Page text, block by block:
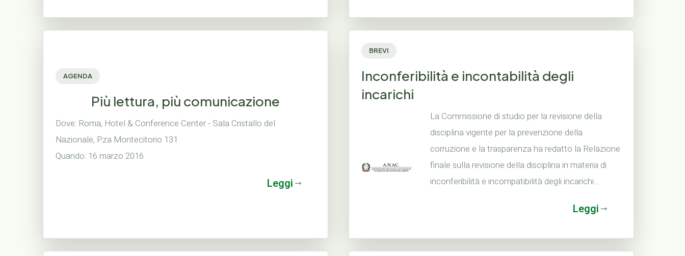
AGENDA
Più lettura, più comunicazione
Dove: Roma, Hotel & Conference Center - Sala Cristallo del
Nazionale, P.za Montecitorio 131
Quando: 16 marzo 2016
Leggi
BREVI
Inconferibilità e incontabilità degli
incarichi
La Commissione di studio per la revisione della
disciplina vigente per la prevenzione della
corruzione e la trasparenza ha redatto la Relazione
finale sulla revisione della disciplina in materia di
inconferibilità e incompatibilità degli incarichi...
Leggi